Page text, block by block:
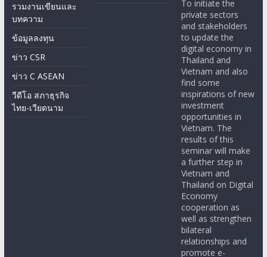
รวมงานเขียนและ
บทความ
ข้อมูลลงทุน
ข่าว CSR
ข่าว C ASEAN
วีดีโอ สภาธุรกิจ
ไทย-เวียดนาม
To initiate the
private sectors
and stakeholders
to update the
digital economy in
Thailand and
Vietnam and also
find some
inspirations of new
investment
opportunities in
Vietnam. The
results of this
seminar will make
a further step in
Vietnam and
Thailand on Digital
Economy
cooperation as
well as strengthen
bilateral
relationships and
promote e-